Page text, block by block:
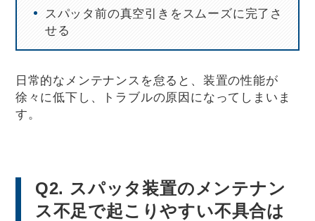
スパッタ前の真空引きをスムーズに完了さ
せる
日常的なメンテナンスを怠ると、装置の性能が
徐々に低下し、トラブルの原因になってしまいま
す。
Q2. スパッタ装置のメンテナン
ス不足で起こりやすい不具合は